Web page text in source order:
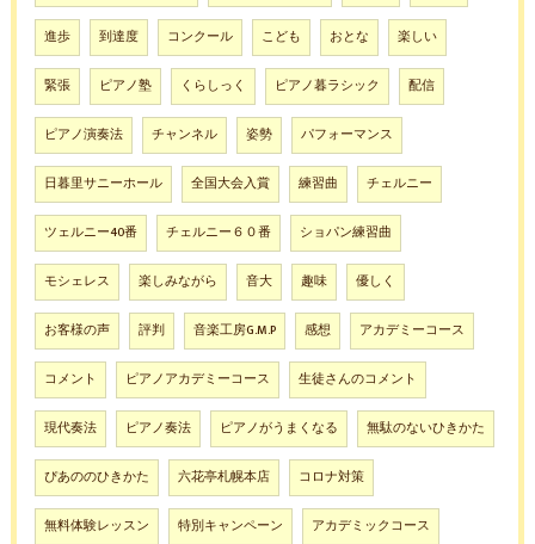
進歩 到達度 コンクール こども おとな 楽しい
緊張 ピアノ塾 くらしっく ピアノ暮ラシック 配信
ピアノ演奏法 チャンネル 姿勢 パフォーマンス
日暮里サニーホール 全国大会入賞 練習曲 チェルニー
ツェルニー40番 チェルニー６０番 ショパン練習曲
モシェレス 楽しみながら 音大 趣味 優しく
お客様の声 評判 音楽工房G.M.P 感想 アカデミーコース
コメント ピアノアカデミーコース 生徒さんのコメント
現代奏法 ピアノ奏法 ピアノがうまくなる 無駄のないひきかた
ぴあののひきかた 六花亭札幌本店 コロナ対策
無料体験レッスン 特別キャンペーン アカデミックコース